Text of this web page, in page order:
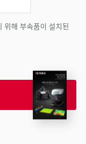
위해 부속품이 설치된